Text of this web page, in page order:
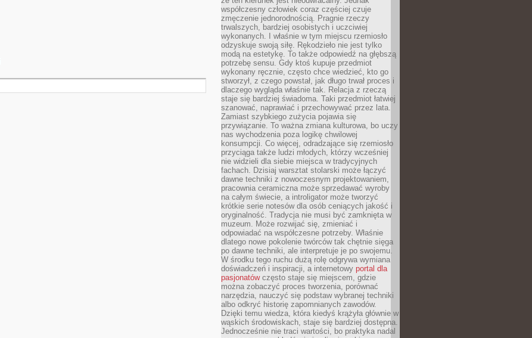
współczesny człowiek coraz częściej czuje
zmęczenie jednorodnością. Pragnie rzeczy
trwalszych, bardziej osobistych i uczciwiej
wykonanych. I właśnie w tym miejscu rzemiosło
odzyskuje swoją siłę. Rękodzieło nie jest tylko
modą na estetykę. To także odpowiedź na głębszą
potrzebę sensu. Gdy ktoś kupuje przedmiot
wykonany ręcznie, często chce wiedzieć, kto go
stworzył, z czego powstał, jak długo trwał proces i
dlaczego wygląda właśnie tak. Relacja z rzeczą
staje się bardziej świadoma. Taki przedmiot łatwiej
szanować, naprawiać i przechowywać przez lata.
Zamiast szybkiego zużycia pojawia się
przywiązanie. To ważna zmiana kulturowa, bo uczy
nas wychodzenia poza logikę chwilowej
konsumpcji. Co więcej, odradzające się rzemiosło
przyciąga także ludzi młodych, którzy wcześniej
nie widzieli dla siebie miejsca w tradycyjnych
fachach. Dzisiaj warsztat stolarski może łączyć
dawne techniki z nowoczesnym projektowaniem,
pracownia ceramiczna może sprzedawać wyroby
na całym świecie, a introligator może tworzyć
krótkie serie notesów dla osób ceniących jakość i
oryginalność. Tradycja nie musi być zamknięta w
muzeum. Może rozwijać się, zmieniać i
odpowiadać na współczesne potrzeby. Właśnie
dlatego nowe pokolenie twórców tak chętnie sięga
po dawne techniki, ale interpretuje je po swojemu.
W środku tego ruchu dużą rolę odgrywa wymiana
doświadczeń i inspiracji, a internetowy portal dla
pasjonatówczęsto staje się miejscem, gdzie
można zobaczyć proces tworzenia, porównać
narzędzia, nauczyć się podstaw wybranej techniki
albo odkryć historię zapomnianych zawodów.
Dzięki temu wiedza, która kiedyś krążyła głównie w
wąskich środowiskach, staje się bardziej dostępna.
Jednocześnie nie traci wartości, bo praktyka nadal